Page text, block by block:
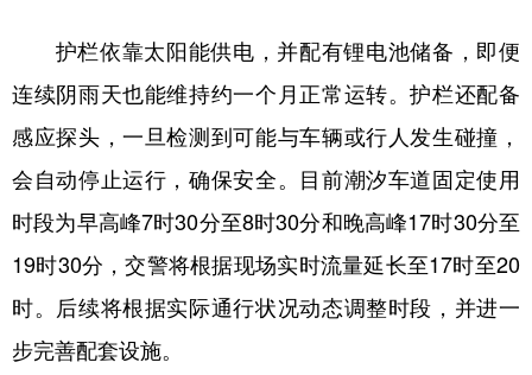
护栏依靠太阳能供电，并配有锂电池储备，即便
连续阴雨天也能维持约一个月正常运转。护栏还配备
感应探头，一旦检测到可能与车辆或行人发生碰撞，
会自动停止运行，确保安全。目前潮汐车道固定使用
时段为早高峰7时30分至8时30分和晚高峰17时30分至
19时30分，交警将根据现场实时流量延长至17时至20
时。后续将根据实际通行状况动态调整时段，并进一
步完善配套设施。